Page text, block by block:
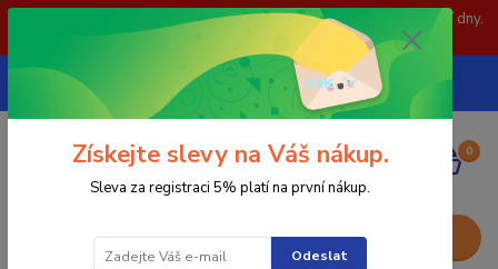
POZOR: 31.7 , 3.8 a 5.8- zavřeno. objednávky odešleme následující dny.
Děkujeme za pochopení.
CZK
739252246
(Po-Pá, 8-15 hod.)
0
0,00 Kč
Získejte slevy na Váš nákup.
Sleva za registraci 5% platí na první nákup.
Odeslat